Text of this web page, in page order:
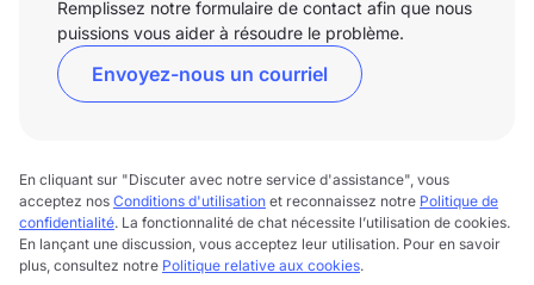
Remplissez notre formulaire de contact afin que nous
puissions vous aider à résoudre le problème.
Envoyez-nous un courriel
En cliquant sur "Discuter avec notre service d'assistance", vous
acceptez nos Conditions d'utilisation et reconnaissez notre Politique de
confidentialité. La fonctionnalité de chat nécessite l’utilisation de cookies.
En lançant une discussion, vous acceptez leur utilisation. Pour en savoir
plus, consultez notre Politique relative aux cookies.